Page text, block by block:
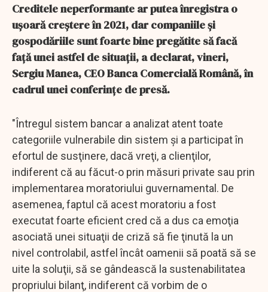
Creditele neperformante ar putea înregistra o
uşoară creştere în 2021, dar companiile şi
gospodăriile sunt foarte bine pregătite să facă
faţă unei astfel de situaţii, a declarat, vineri,
Sergiu Manea, CEO Banca Comercială Română, în
cadrul unei conferinţe de presă.
"Întregul sistem bancar a analizat atent toate
categoriile vulnerabile din sistem şi a participat în
efortul de susţinere, dacă vreţi, a clienţilor,
indiferent că au făcut-o prin măsuri private sau prin
implementarea moratoriului guvernamental. De
asemenea, faptul că acest moratoriu a fost
executat foarte eficient cred că a dus ca emoţia
asociată unei situaţii de criză să fie ţinută la un
nivel controlabil, astfel încât oamenii să poată să se
uite la soluţii, să se gândească la sustenabilitatea
propriului bilanţ, indiferent că vorbim de o